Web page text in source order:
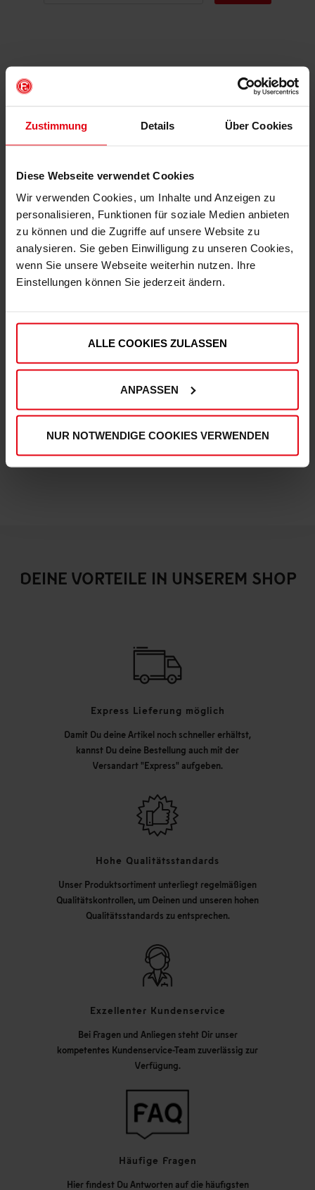
Zustimmung Details Über Cookies
Diese Webseite verwendet Cookies
Wir verwenden Cookies, um Inhalte und Anzeigen zu
personalisieren, Funktionen für soziale Medien anbieten
zu können und die Zugriffe auf unsere Website zu
analysieren. Sie geben Einwilligung zu unseren Cookies,
wenn Sie unsere Webseite weiterhin nutzen. Ihre
Einstellungen können Sie jederzeit ändern.
ALLE COOKIES ZULASSEN
ANPASSEN
NUR NOTWENDIGE COOKIES VERWENDEN
DAS KÖNNTE DIR AUCH
€ 69,95 € 39,95
DEINE VORTEILE IN UNSEREM SHOP
Express Lieferung möglich
Damit Du deine Artikel noch schneller erhältst,
kannst Du deine Bestellung auch mit der
Versandart "Express" aufgeben.
Hohe Qualitätsstandards
Unser Produktsortiment unterliegt regelmäßigen
Qualitätskontrollen, um Deinen und unseren hohen
Qualitätsstandards zu entsprechen.
Exzellenter Kundenservice
Bei Fragen und Anliegen steht Dir unser
kompetentes Kundenservice-Team zuverlässig zur
Verfügung.
Häufige Fragen
Hier findest Du Antworten auf die häufigsten